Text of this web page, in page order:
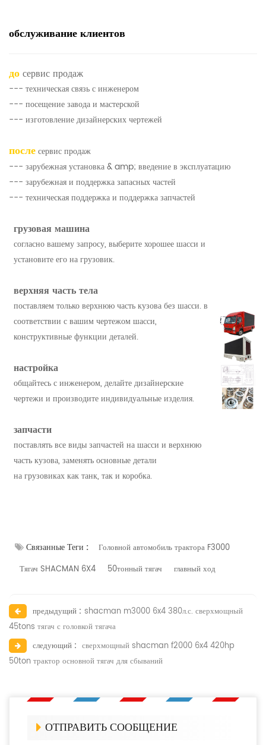
обслуживание клиентов
досервис продаж
--- техническая связь с инженером
--- посещение завода и мастерской
--- изготовление дизайнерских чертежей
послесервис продаж
--- зарубежная установка & amp; введение в эксплуатацию
--- зарубежная и поддержка запасных частей
--- техническая поддержка и поддержка запчастей
грузовая машина
согласно вашему запросу, выберите хорошее шасси и
установите его на грузовик.
верхняя часть тела
поставляем только верхнюю часть кузова без шасси. в
соответствии с вашим чертежом шасси,
конструктивные функции деталей.
настройка
общайтесь с инженером, делайте дизайнерские
чертежи и производите индивидуальные изделия.
запчасти
поставлять все виды запчастей на шасси и верхнюю
часть кузова, заменять основные детали
на грузовиках как танк, так и коробка.
Связанные Теги :
Головной автомобиль трактора F3000
Тягач SHACMAN 6X4
50тонный тягач главный ход
предыдущий : shacman m3000 6x4 380л.с. сверхмощный
45tons тягач с головкой тягача
следующий : сверхмощный shacman f2000 6x4 420hp
50ton трактор основной тягач для сбываний
ОТПРАВИТЬ СООБЩЕНИЕ